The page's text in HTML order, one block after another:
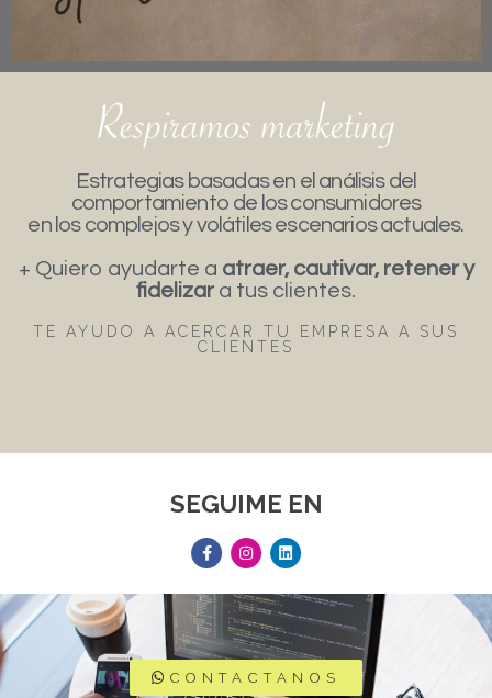
Estrategias basadas en el análisis del
comportamiento de los consumidores
en los complejos y volátiles escenarios actuales.
+ Quiero ayudarte a atraer, cautivar, retener y
fidelizar a tus clientes.
TE AYUDO A ACERCAR TU EMPRESA A SUS
CLIENTES
SEGUIME EN
CONTACTANOS